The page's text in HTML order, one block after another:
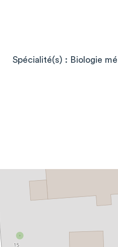
Spécialité(s) : Biologie